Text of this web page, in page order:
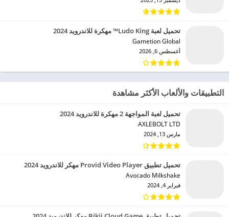
تحميل لعبة Ludo King™ مهكرة للاندرويد 2024
Gametion Global‏
أغسطس 6, 2026
التطبيقات والألعاب الأكثر مشاهدة
تحميل لعبة المواجهة 2 مهكرة للاندرويد 2024
AXLEBOLT LTD‏
مارس 13, 2024
تحميل تطبيق Provid Video Player مهكر للاندرويد 2024
Avocado Milkshake‏
فبراير 4, 2024